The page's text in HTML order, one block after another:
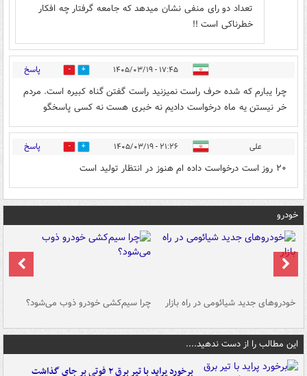
تعداد دو رای منفی نشان میدهد که جامعه گرفتار چه افکار
خطرناکی است !!
۱۷:۴۵ - ۱۴۰۵/۰۳/۱۹ 0 پاسخ
چرا یبارم که شده حرف راست نمیزنید راست گفتن گناه کبیره است. مردم
خر نیستن یه ماه درخواست دادیم نه خبری هست نه کسی پاسخگو
علی ۲۱:۲۶ - ۱۴۰۵/۰۳/۱۹ 0 پاسخ
۲۰ روز است درخواست داده ام هنوز در انتظار تولید است
خودرو
خودروهای جدید شیائومی در راه بازار چرا سیم‌کشی خودرو ذوب می‌شود؟
این مطالب را از دست ندهید....
برخورد پراید با تیر برق ۲ فوتی بر جای گذاشت